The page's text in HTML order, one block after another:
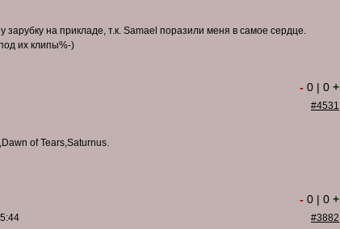
на прикладе, т.к. Samael поразили меня в самое сердце.
их клипы%-)
- 0 | 0 +
#4531
of Tears,Saturnus.
- 0 | 0 +
#3882